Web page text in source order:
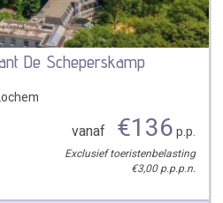
De Scheperskamp
vanaf €136p.p.
Exclusief toeristenbelasting
€3,00 p.p.p.n.